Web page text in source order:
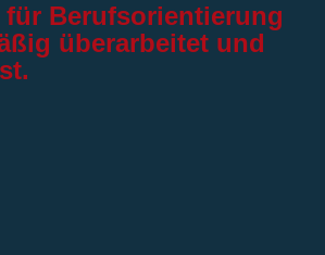
Berufsorientierung
überarbeitet und